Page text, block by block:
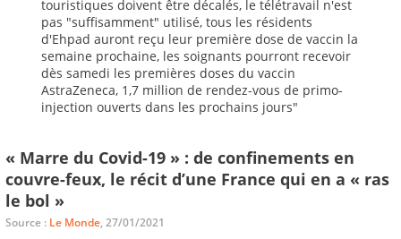
touristiques doivent être décalés, le télétravail n'est
pas "suffisamment" utilisé, tous les résidents
d'Ehpad auront reçu leur première dose de vaccin la
semaine prochaine, les soignants pourront recevoir
dès samedi les premières doses du vaccin
AstraZeneca, 1,7 million de rendez-vous de primo-
injection ouverts dans les prochains jours"
« Marre du Covid-19 » : de confinements en
couvre-feux, le récit d’une France qui en a « ras
le bol »
Source : Le Monde, 27/01/2021